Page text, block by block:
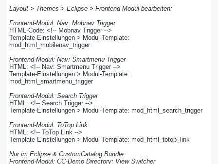
Layout > Themes > Eclipse > Frontend-Modul bearbeiten:
Frontend-Modul: Nav: Mobnav Trigger
HTML-Code: <!-- Mobnav Trigger -->
Template-Einstellungen > Modul-Template:
mod_html_mobilenav_trigger
Frontend-Modul: Nav: Smartmenu Trigger
HTML: <!-- Nav: Smartmenu Trigger -->
Template-Einstellungen > Modul-Template:
mod_html_smartmenu_trigger
Frontend-Modul: Search Trigger
HTML: <!-- Search Trigger -->
Template-Einstellungen > Modul-Template: mod_html_search_trigger
Frontend-Modul: ToTop Link
HTML: <!-- ToTop Link -->
Template-Einstellungen > Modul-Template: mod_html_totop_link
Nur im Eclipse & CustomCatalog Bundle:
Frontend-Modul: CC-Demo Directory: View Switcher